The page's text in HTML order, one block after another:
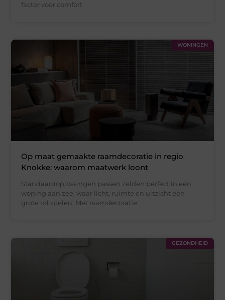
factor voor comfort
WONINGEN
Op maat gemaakte raamdecoratie in regio
Knokke: waarom maatwerk loont
Standaardoplossingen passen zelden perfect in een
woning aan zee, waar licht, ruimte en uitzicht een
grote rol spelen. Met raamdecoratie
GEZONDHEID